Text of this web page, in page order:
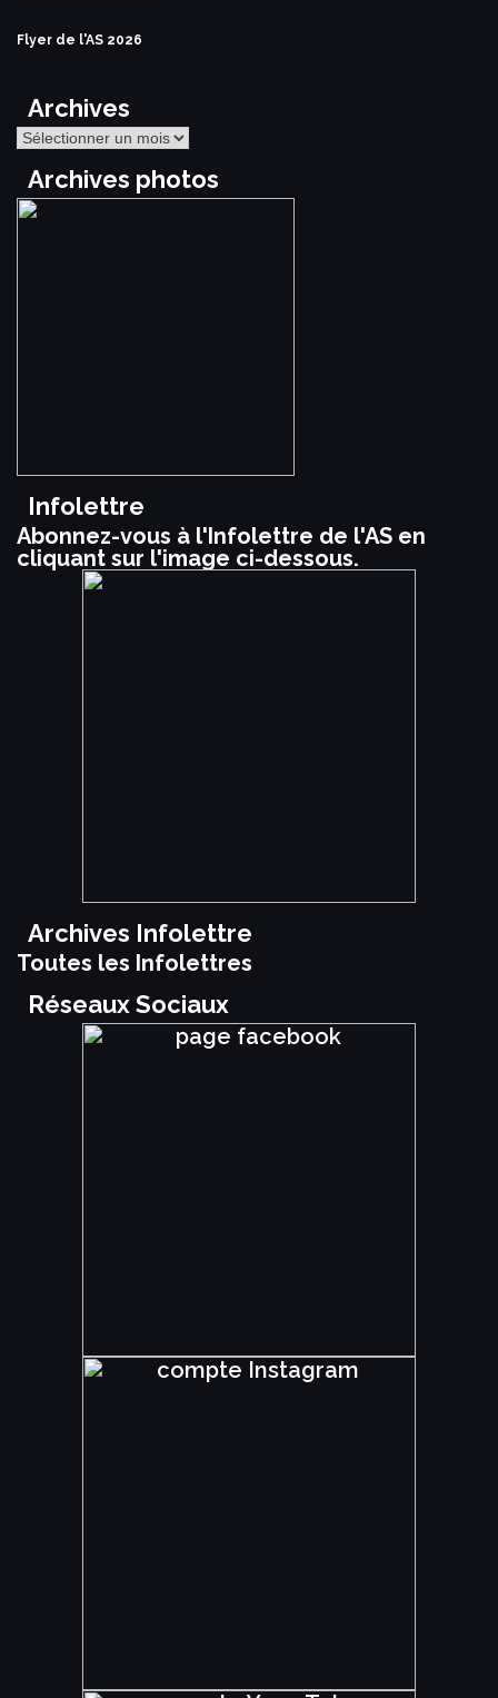
Flyer de l'AS 2026
Archives
Archives
Archives photos
Infolettre
Abonnez-vous à l'Infolettre de l'AS en
cliquant sur l'image ci-dessous.
Archives Infolettre
Toutes les Infolettres
Réseaux Sociaux